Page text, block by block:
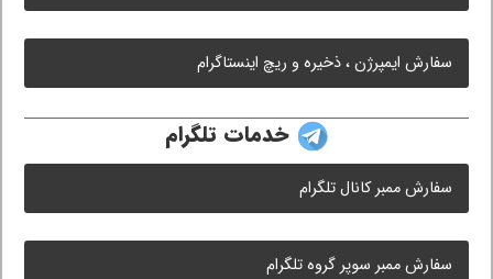
سفارش ایمپرژن ، ذخیره و ریچ اینستاگرام
خدمات تلگرام
سفارش ممبر کانال تلگرام
سفارش ممبر سوپر گروه تلگرام